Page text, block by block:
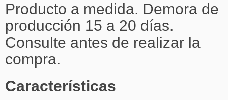
Producto a medida. Demora de
producción 15 a 20 días.
Consulte antes de realizar la
compra.
Características